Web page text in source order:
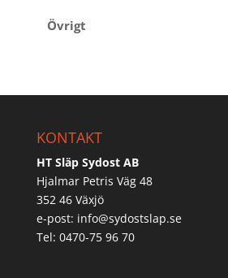
Övrigt
KONTAKT
HT Släp Sydost AB
Hjalmar Petris Väg 48
352 46 Växjö
e-post: info@sydostslap.se
Tel: 0470-75 96 70